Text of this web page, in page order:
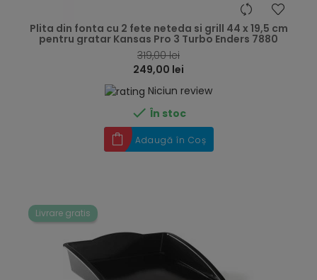
Plita din fonta cu 2 fete neteda si grill 44 x 19,5 cm
pentru gratar Kansas Pro 3 Turbo Enders 7880
319,00 lei
249,00 lei
Niciun review
 În stoc
Adaugă în Coș
Livrare gratis